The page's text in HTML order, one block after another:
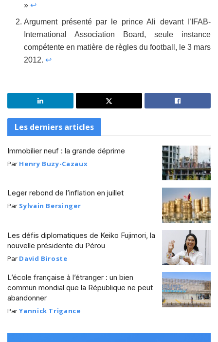
» ↩
Argument présenté par le prince Ali devant l’IFAB-
International Association Board, seule instance
compétente en matière de règles du football, le 3 mars
2012. ↩
Les derniers articles
Immobilier neuf : la grande déprime
Par Henry Buzy-Cazaux
Leger rebond de l’inflation en juillet
Par Sylvain Bersinger
Les défis diplomatiques de Keiko Fujimori, la
nouvelle présidente du Pérou
Par David Biroste
L’école française à l’étranger : un bien
commun mondial que la République ne peut
abandonner
ParYannick Trigance